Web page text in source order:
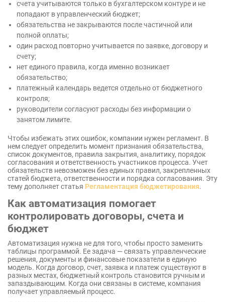
счета учитываются только в бухгалтерском контуре и не
попадают в управленческий бюджет;
обязательства не закрываются после частичной или
полной оплаты;
один расход повторно учитывается по заявке, договору и
счету;
нет единого правила, когда именно возникает
обязательство;
платежный календарь ведется отдельно от бюджетного
контроля;
руководители согласуют расходы без информации о
занятом лимите.
Чтобы избежать этих ошибок, компании нужен регламент. В
нем следует определить момент признания обязательства,
список документов, правила закрытия, аналитику, порядок
согласования и ответственность участников процесса. Учет
обязательств невозможен без единых правил, закрепленных
статей бюджета, ответственности и порядка согласования. Эту
тему дополняет статья Регламентация бюджетирования.
Как автоматизация помогает
контролировать договоры, счета и
бюджет
Автоматизация нужна не для того, чтобы просто заменить
таблицы программой. Ее задача — связать управленческие
решения, документы и финансовые показатели в единую
модель. Когда договор, счет, заявка и платеж существуют в
разных местах, бюджетный контроль становится ручным и
запаздывающим. Когда они связаны в системе, компания
получает управляемый процесс.